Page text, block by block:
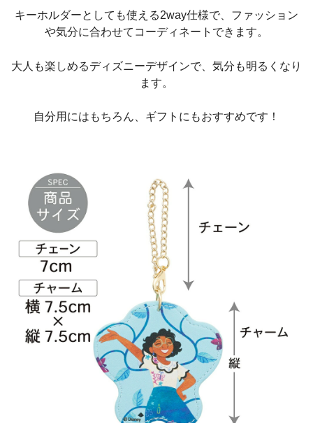
キーホルダーとしても使える2way仕様で、ファッション
や気分に合わせてコーディネートできます。
大人も楽しめるディズニーデザインで、気分も明るくなり
ます。
自分用にはもちろん、ギフトにもおすすめです！